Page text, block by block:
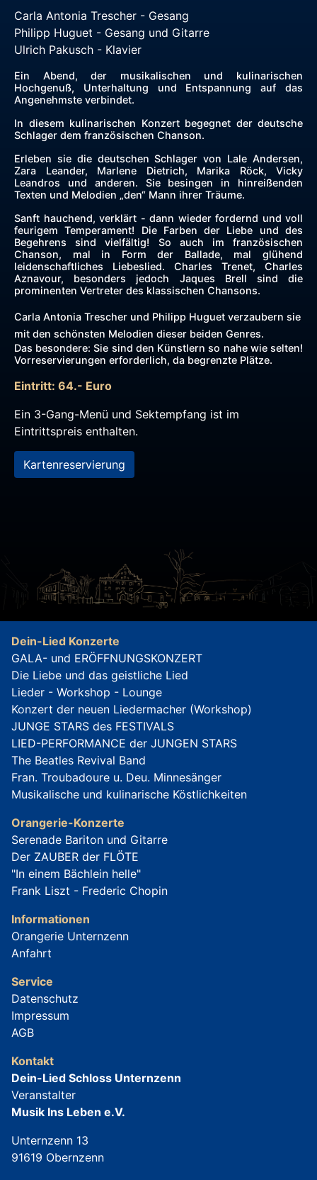
Carla Antonia Trescher - Gesang
Philipp Huguet - Gesang und Gitarre
Ulrich Pakusch - Klavier
Ein Abend, der musikalischen und kulinarischen
Hochgenuß, Unterhaltung und Entspannung auf das
Angenehmste verbindet.
In diesem kulinarischen Konzert begegnet der deutsche
Schlager dem französischen Chanson.
Erleben sie die deutschen Schlager von Lale Andersen,
Zara Leander, Marlene Dietrich, Marika Röck, Vicky
Leandros und anderen. Sie besingen in hinreißenden
Texten und Melodien „den“ Mann ihrer Träume.
Sanft hauchend, verklärt - dann wieder fordernd und voll
feurigem Temperament! Die Farben der Liebe und des
Begehrens sind vielfältig! So auch im französischen
Chanson, mal in Form der Ballade, mal glühend
leidenschaftliches Liebeslied. Charles Trenet, Charles
Aznavour, besonders jedoch Jaques Brell sind die
prominenten Vertreter des klassischen Chansons.
Carla Antonia Trescher und Philipp Huguet verzaubern sie
mit den schönsten Melodien dieser beiden Genres.
Das besondere: Sie sind den Künstlern so nahe wie selten!
Vorreservierungen erforderlich, da begrenzte Plätze.
Eintritt: 64.- Euro
Ein 3-Gang-Menü und Sektempfang ist im
Eintrittspreis enthalten.
Kartenreservierung
Dein-Lied Konzerte
GALA- und ERÖFFNUNGSKONZERT
Die Liebe und das geistliche Lied
Lieder - Workshop - Lounge
Konzert der neuen Liedermacher (Workshop)
JUNGE STARS des FESTIVALS
LIED-PERFORMANCE der JUNGEN STARS
The Beatles Revival Band
Fran. Troubadoure u. Deu. Minnesänger
Musikalische und kulinarische Köstlichkeiten
Orangerie-Konzerte
Serenade Bariton und Gitarre
Der ZAUBER der FLÖTE
"In einem Bächlein helle"
Frank Liszt - Frederic Chopin
Informationen
Orangerie Unternzenn
Anfahrt
Service
Datenschutz
Impressum
AGB
Kontakt
Dein-Lied Schloss Unternzenn
Veranstalter
Musik Ins Leben e.V.
Unternzenn 13
91619 Obernzenn